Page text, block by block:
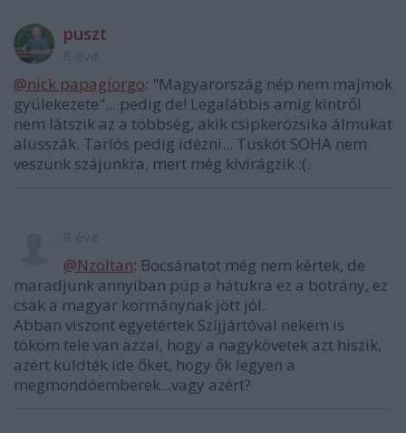
puszt
@nick papagiorgo: "Magyarország nép nem majmok
gyülekezete"... pedig de! Legalábbis amíg kintről
nem látszik az a többség, akik csipkerózsika álmukat
alusszák. Tarlós pedig idézni... Tuskót SOHA nem
veszünk szájunkra, mert még kivirágzik :(.
@Nzoltan: Bocsánatot még nem kértek, de
maradjunk annyiban púp a hátukra ez a botrány, ez
csak a magyar kormánynak jött jól.
Abban viszont egyetértek Szíjjártóval nekem is
tököm tele van azzal, hogy a nagykövetek azt hiszik,
azért küldték ide őket, hogy ők legyen a
megmondóemberek...vagy azért?